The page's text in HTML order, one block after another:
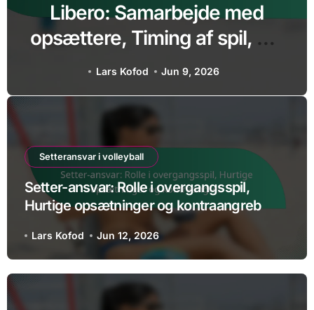
med
af spil, Og
Setter-
opsætninger
Setteransvar i volleyball
Setter-ansvar: Rolle i overgangsspil,
Hurtige opsætninger og kontraangreb
Lars Kofod Jun 12, 2026